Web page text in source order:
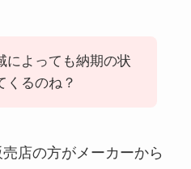
によっても納期の状
くるのね？
店の方がメーカーから